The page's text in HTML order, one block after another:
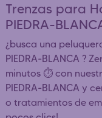
Trenzas para
PIEDRA-
¿busca una
PIEDRA-BLANCA ?
minutos ⏱️ con
PIEDRA-BLANCA y
o tratamientos de